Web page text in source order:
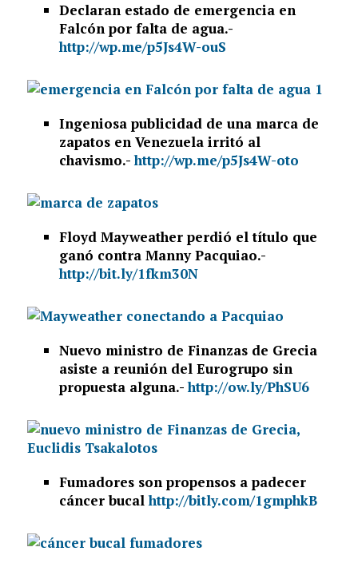
Declaran estado de emergencia en
Falcón por falta de agua.-
http://wp.me/p5Js4W-ouS
Ingeniosa publicidad de una marca de
zapatos en Venezuela irritó al
chavismo.-http://wp.me/p5Js4W-oto
Floyd Mayweather perdió el título que
ganó contra Manny Pacquiao.-
http://bit.ly/1fkm30N
Nuevo ministro de Finanzas de Grecia
asiste a reunión del Eurogrupo sin
propuesta alguna.-http://ow.ly/PhSU6
Fumadores son propensos a padecer
cáncer bucalhttp://bitly.com/1gmphkB